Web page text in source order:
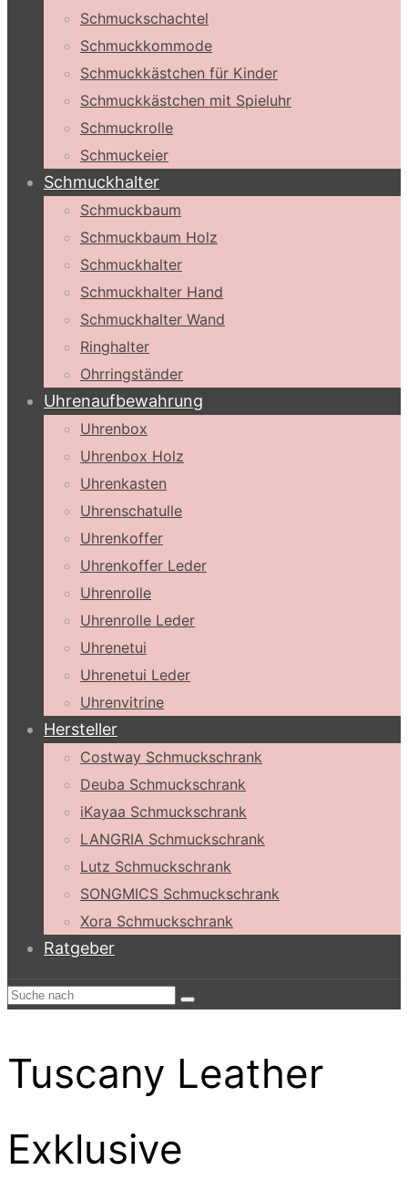
Schmuckschachtel
Schmuckkommode
Schmuckkästchen für Kinder
Schmuckkästchen mit Spieluhr
Schmuckrolle
Schmuckeier
Schmuckhalter
Schmuckbaum
Schmuckbaum Holz
Schmuckhalter
Schmuckhalter Hand
Schmuckhalter Wand
Ringhalter
Ohrringständer
Uhrenaufbewahrung
Uhrenbox
Uhrenbox Holz
Uhrenkasten
Uhrenschatulle
Uhrenkoffer
Uhrenkoffer Leder
Uhrenrolle
Uhrenrolle Leder
Uhrenetui
Uhrenetui Leder
Uhrenvitrine
Hersteller
Costway Schmuckschrank
Deuba Schmuckschrank
iKayaa Schmuckschrank
LANGRIA Schmuckschrank
Lutz Schmuckschrank
SONGMICS Schmuckschrank
Xora Schmuckschrank
Ratgeber
Tuscany Leather
Exklusive